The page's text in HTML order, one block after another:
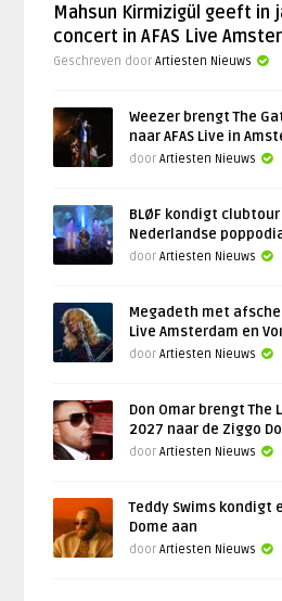
Mahsun Kirmizigül geeft in
concert in AFAS Live
Geschreven doorArtiesten Nieuws
Weezer brengt The
naar AFAS Live in
doorArtiesten Nieuws
BLØF kondigt
Nederlandse
doorArtiesten Nieuws
Megadeth met
Live Amsterdam en
doorArtiesten Nieuws
Don Omar brengt The
2027 naar de Ziggo
doorArtiesten Nieuws
Teddy Swims kondigt
Dome aan
doorArtiesten Nieuws